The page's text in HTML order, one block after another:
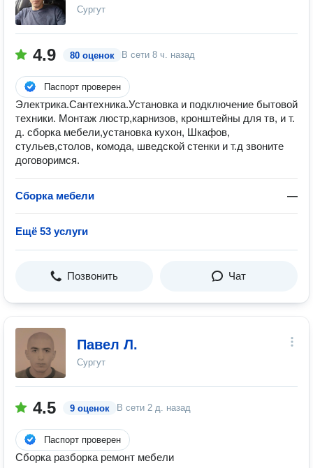
Сургут
4.9 80 оценок В сети 8 ч. назад
Паспорт проверен
Электрика.Сантехника.Установка и подключение бытовой
техники. Монтаж люстр,карнизов, кронштейны для тв, и т.
д. сборка мебели,установка кухон, Шкафов,
стульев,столов, комода, шведской стенки и т.д звоните
договоримся.
Сборка мебели —
Ещё 53 услуги
Позвонить Чат
Павел Л.
Сургут
4.5 9 оценок В сети 2 д. назад
Паспорт проверен
Сборка разборка ремонт мебели